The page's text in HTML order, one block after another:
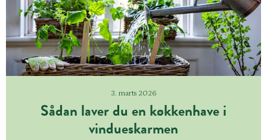
3. marts 2026
Sådan laver du en køkkenhave i
vindueskarmen